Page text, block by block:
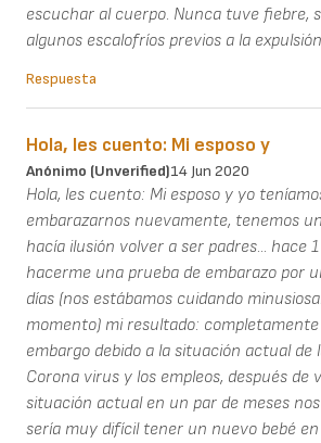
escuchar al cuerpo. Nunca tuve fiebre,
algunos escalofríos previos a la
Respuesta
Hola, les cuento: Mi esposo y
Anónimo (unverified)14 Jun 2020
Hola, les cuento: Mi esposo y yo
embarazarnos nuevamente, tenemos
hacía ilusión volver a ser padres... hace
hacerme una prueba de embarazo por
días (nos estábamos cuidando
momento) mi resultado: completamente
embargo debido a la situación actual de
Corona virus y los empleos, después de
situación actual en un par de meses
sería muy difícil tener un nuevo bebé